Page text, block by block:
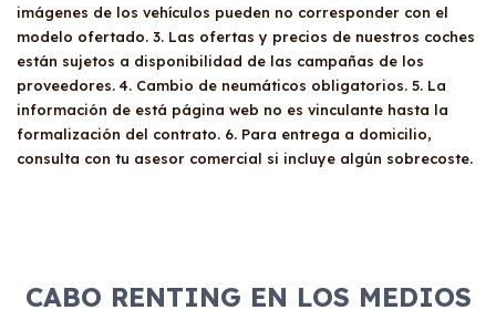
imágenes de los vehículos pueden no corresponder con el
modelo ofertado. 3. Las ofertas y precios de nuestros coches
están sujetos a disponibilidad de las campañas de los
proveedores. 4. Cambio de neumáticos obligatorios. 5. La
información de está página web no es vinculante hasta la
formalización del contrato. 6. Para entrega a domicilio,
consulta con tu asesor comercial si incluye algún sobrecoste.
CABO RENTING EN LOS MEDIOS